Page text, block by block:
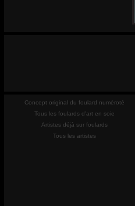
Concept original du foulard numéroté
Tous les foulards d'art en soie
Artistes déjà sur foulards
Tous les artistes